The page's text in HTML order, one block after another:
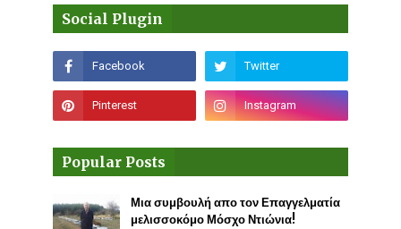
Social Plugin
Popular Posts
Μια συμβουλή απο τον Επαγγελματία
μελισσοκόμο Μόσχο Ντιώνια!